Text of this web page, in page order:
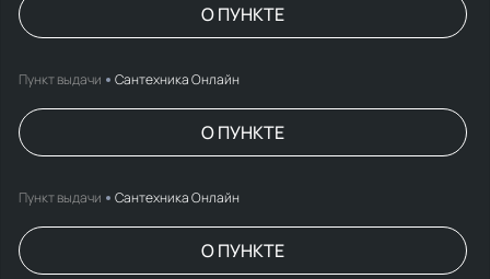
О ПУНКТЕ
Пункт выдачи Сантехника Онлайн
О ПУНКТЕ
Пункт выдачи Сантехника Онлайн
О ПУНКТЕ